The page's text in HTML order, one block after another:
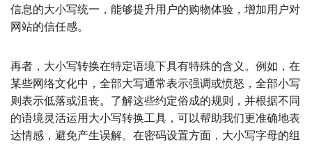
信息的大小写统一，能够提升用户的购物体验，增加用户对
网站的信任感。
再者，大小写转换在特定语境下具有特殊的含义。例如，在
某些网络文化中，全部大写通常表示强调或愤怒，全部小写
则表示低落或沮丧。了解这些约定俗成的规则，并根据不同
的语境灵活运用大小写转换工具，可以帮助我们更准确地表
达情感，避免产生误解。在密码设置方面，大小写字母的组